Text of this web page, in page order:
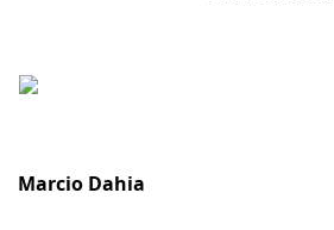
Marcio Dahia